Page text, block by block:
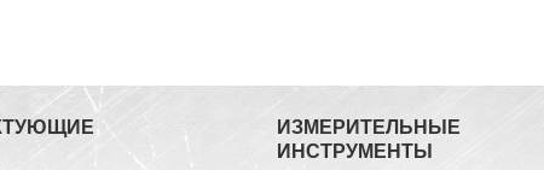
ИЗМЕРИТЕЛЬНЫЕ
ИНСТРУМЕНТЫ